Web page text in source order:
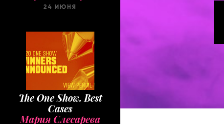
24 ИЮНЯ
The One Show. Best
Cases
Мария Слесарева